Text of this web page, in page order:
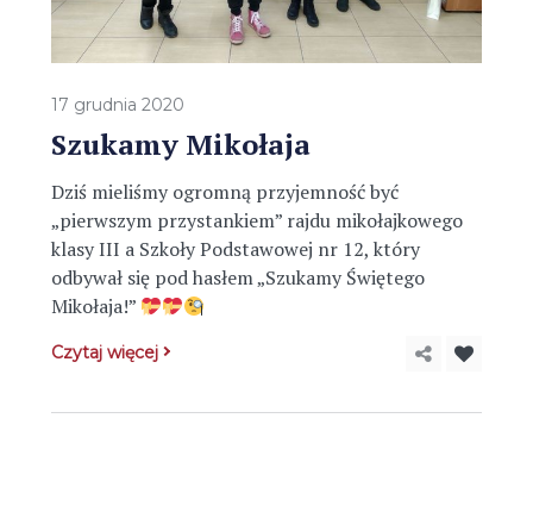
17 grudnia 2020
Szukamy Mikołaja
Dziś mieliśmy ogromną przyjemność być
„pierwszym przystankiem” rajdu mikołajkowego
klasy III a Szkoły Podstawowej nr 12, który
odbywał się pod hasłem „Szukamy Świętego
Mikołaja!”
Czytaj więcej